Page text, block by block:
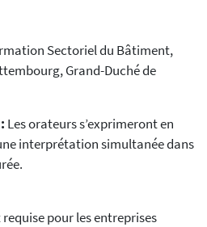
Sectoriel du Bâtiment,
Grand-Duché de
Les orateurs s’exprimeront en
interprétation simultanée dans
pour les entreprises